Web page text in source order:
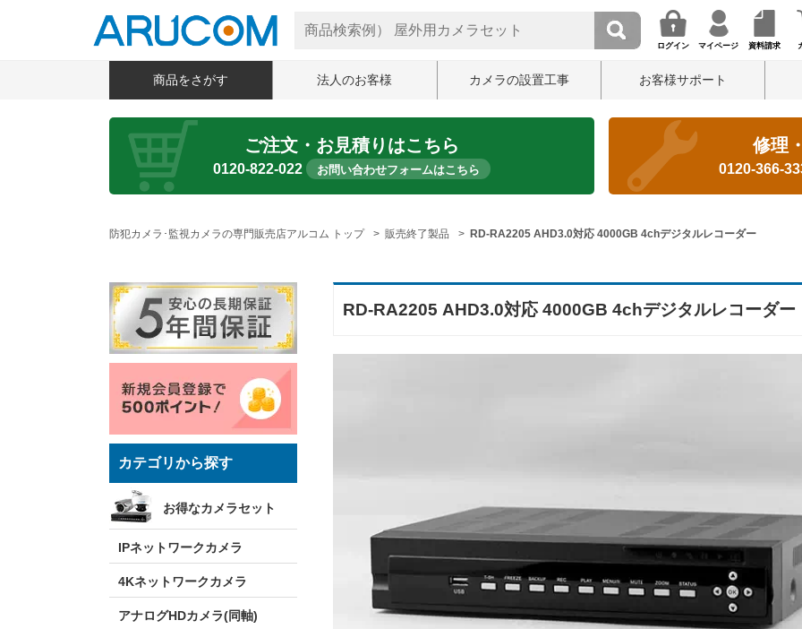
ログイン マイページ 資料請求
商品をさがす 法人のお客様 カメラの設置工事 お客様サポート
ご注文・お見積りはこちら
0120-822-022 お問い合わせフォームはこちら
修理
0120-366-
防犯カメラ･監視カメラの専門販売店アルコム トップ 販売終了製品 RD-RA2205 AHD3.0対応 4000GB 4chデジタルレコーダー
カテゴリから探す
お得なカメラセット
IPネットワークカメラ
4Kネットワークカメラ
アナログHDカメラ(同軸)
RD-RA2205 AHD3.0対応 4000GB 4chデジタルレコーダー